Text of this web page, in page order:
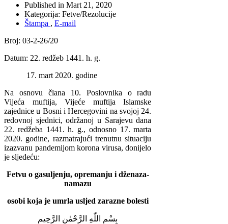
Published in Mart 21, 2020
Kategorija: Fetve/Rezolucije
Štampa , E-mail
Broj: 03-2-26/20
Datum: 22. redžeb 1441. h. g.
17. mart 2020. godine
Na osnovu člana 10. Poslovnika o radu
Vijeća muftija, Vijeće muftija Islamske
zajednice u Bosni i Hercegovini na svojoj 24.
redovnoj sjednici, održanoj u Sarajevu dana
22. redžeba 1441. h. g., odnosno 17. marta
2020. godine, razmatrajući trenutnu situaciju
izazvanu pandemijom korona virusa, donijelo
je sljedeću:
Fetvu o gasuljenju, opremanju i dženaza-
namazu
osobi koja je umrla usljed zarazne bolesti
بِسْمِ اللّٰهِ الرَّحْمٰنِ الرَّحِيمِ